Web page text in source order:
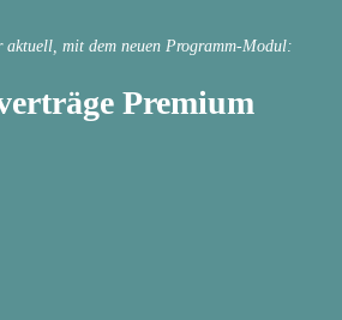
aktuell, mit dem neuen Programm-Modul:
Premium